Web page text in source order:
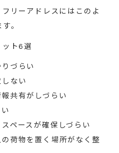
リーアドレスにはこのよ
。
ット6選
づらい
ない
共有がしづらい
ペースが確保しづらい
荷物を置く場所がなく整